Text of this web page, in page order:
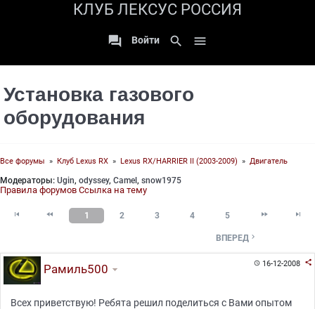
КЛУБ ЛЕКСУС РОССИЯ
 Войти search 
Установка газового
оборудования
Все форумы » Клуб Lexus RX » Lexus RX/HARRIER II (2003-2009) » Двигатель
Модераторы: Ugin, odyssey, Camel , snow1975
Правила форумов Ссылка на тему
  1 2 3 4 5  
ВПЕРЕД 
16-12-2008 
Рамиль500
Всех приветствую! Ребята решил поделиться с Вами опытом